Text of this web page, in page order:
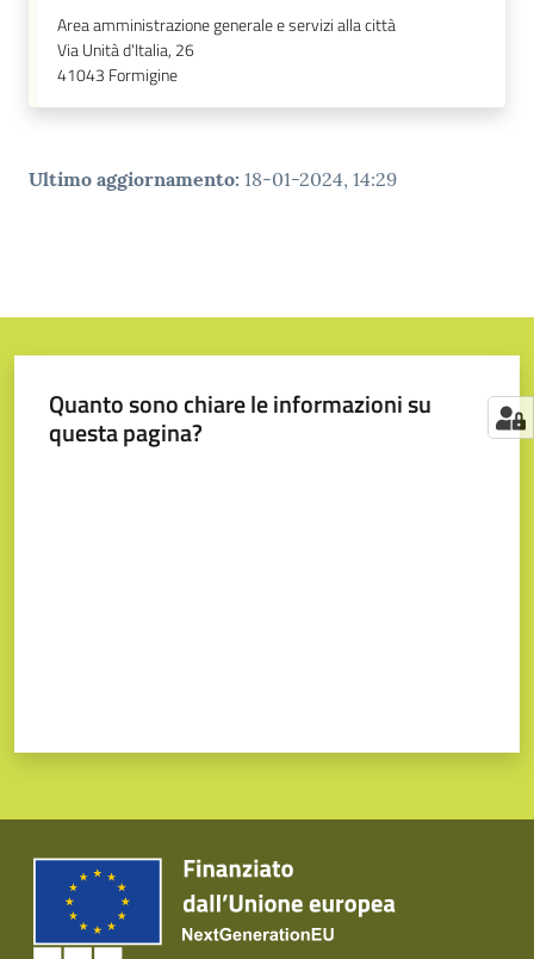
Area amministrazione generale e servizi alla città
Via Unità d'Italia, 26
41043 Formigine
Ultimo aggiornamento: 18-01-2024, 14:29
Quanto sono chiare le informazioni su
questa pagina?